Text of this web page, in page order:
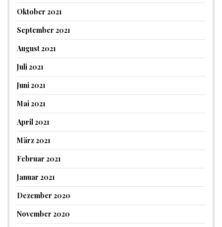
Oktober 2021
September 2021
August 2021
Juli 2021
Juni 2021
Mai 2021
April 2021
März 2021
Februar 2021
Januar 2021
Dezember 2020
November 2020